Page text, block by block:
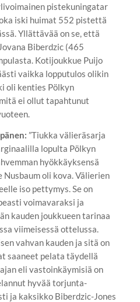
pistekuningatar
iski huimat 552 pistettä
Yllättävää on se, että
Biberdzic (465
Kotijoukkue Puijo
vaikka lopputulos olikin
oli kenties Pölkyn
ei ollut tapahtunut
”Tiukka välieräsarja
lopulta Pölkyn
hyökkäyksensä
oli kova. Välierien
iso pettymys. Se on
voimavaraksi ja
kauden joukkueen tarinaa
viimeisessä ottelussa.
vahvan kauden ja sitä on
saaneet pelata täydellä
eli vastoinkäymisiä on
hyvää torjunta-
ja kaksikko Biberdzic-Jones